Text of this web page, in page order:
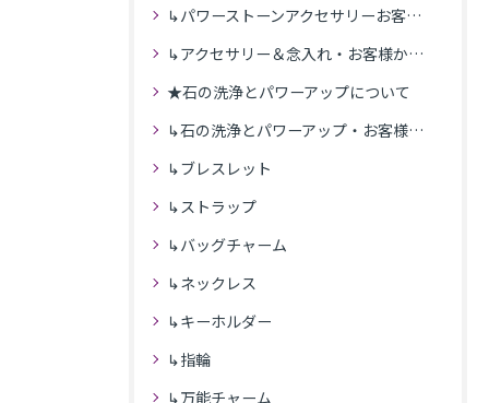
↳パワーストーンアクセサリーお客様の発送商品一覧
↳アクセサリー＆念入れ・お客様からの感想
★石の洗浄とパワーアップについて
↳石の洗浄とパワーアップ・お客様の感想
↳ブレスレット
↳ストラップ
↳バッグチャーム
↳ネックレス
↳キーホルダー
↳指輪
↳万能チャーム